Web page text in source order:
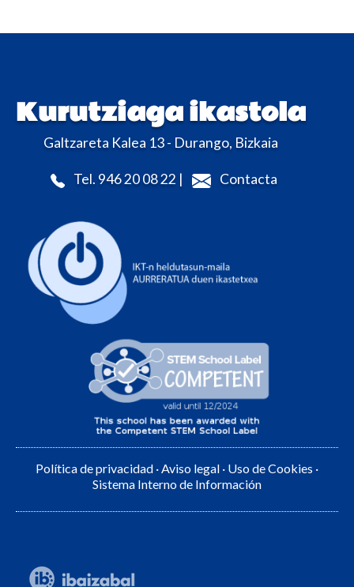
Kurutziaga ikastola
Galtzareta Kalea 13 - Durango, Bizkaia
Tel. 946 20 08 22 | Contacta
Política de privacidad ·Aviso legal · Uso de Cookies ·
Sistema Interno de Información